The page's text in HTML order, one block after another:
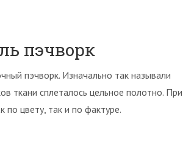
пэчворк
пэчворк. Изначально так называли
ткани сплеталось цельное полотно. При
по цвету, так и по фактуре.